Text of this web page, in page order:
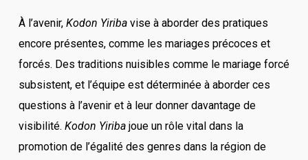
À l’avenir, Kodon Yiribavise à aborder des pratiques
encore présentes, comme les mariages précoces et
forcés. Des traditions nuisibles comme le mariage forcé
subsistent, et l’équipe est déterminée à aborder ces
questions à l’avenir et à leur donner davantage de
visibilité. Kodon Yiribajoue un rôle vital dans la
promotion de l’égalité des genres dans la région de